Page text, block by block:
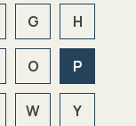
G H
O P
W Y